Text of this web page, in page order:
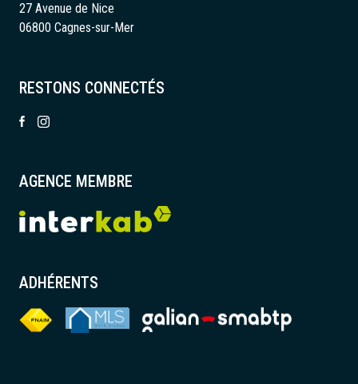
27 Avenue de Nice
06800 Cagnes-sur-Mer
RESTONS CONNECTÉS
AGENCE MEMBRE
ADHÉRENTS